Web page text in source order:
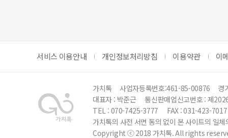
서비스 이용안내 개인정보처리방침 이용약관 이
가치톡 사업자등록번호:461-85-00876
경
대표자 : 박준근
통신판매업신고번호 : 제
TEL : 070-7425-3777
FAX : 031-423-7017
가치톡의 사전 서면 동의 없이 본 사이트의 일
Copyright ⓒ 2018 가치톡. All rights